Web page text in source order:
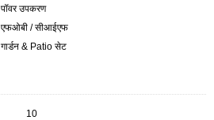
पॉवर उपकरण
एफओबी / सीआईएफ
गार्डन & Patio सेट
10